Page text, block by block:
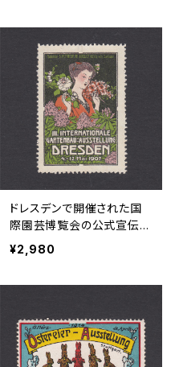
ドレスデンで開催された国
際園芸博覧会の公式宣伝ポ
スタースタンプ 1907年
¥2,980